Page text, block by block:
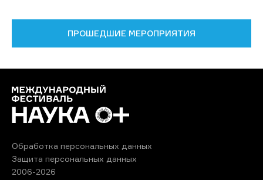
ПРОШЕДШИЕ МЕРОПРИЯТИЯ
Обработка персональных данных
Защита персональных данных
2006-2026